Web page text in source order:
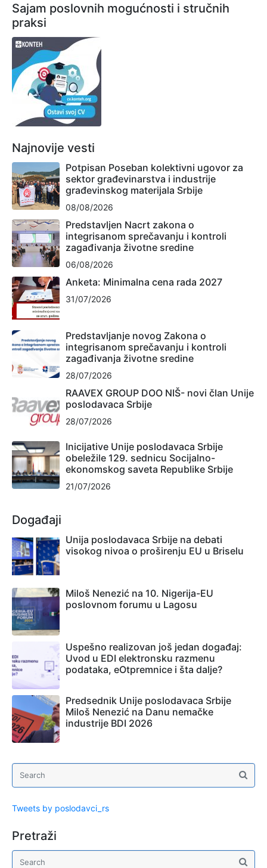
Sajam poslovnih mogućnosti i stručnih
praksi
Najnovije vesti
Potpisan Poseban kolektivni ugovor za
sektor građevinarstva i industrije
građevinskog materijala Srbije
08/08/2026
Predstavljen Nacrt zakona o
integrisanom sprečavanju i kontroli
zagađivanja životne sredine
06/08/2026
Anketa: Minimalna cena rada 2027
31/07/2026
Predstavljanje novog Zakona o
integrisanom sprečavanju i kontroli
zagađivanja životne sredine
28/07/2026
RAAVEX GROUP DOO NIŠ- novi član Unije
poslodavaca Srbije
28/07/2026
Inicijative Unije poslodavaca Srbije
obeležile 129. sednicu Socijalno-
ekonomskog saveta Republike Srbije
21/07/2026
Događaji
Unija poslodavaca Srbije na debati
visokog nivoa o proširenju EU u Briselu
Miloš Nenezić na 10. Nigerija-EU
poslovnom forumu u Lagosu
Uspešno realizovan još jedan događaj:
Uvod u EDI elektronsku razmenu
podataka, eOtpremnice i šta dalje?
Predsednik Unije poslodavaca Srbije
Miloš Nenezić na Danu nemačke
industrije BDI 2026
Tweets by poslodavci_rs
Pretraži